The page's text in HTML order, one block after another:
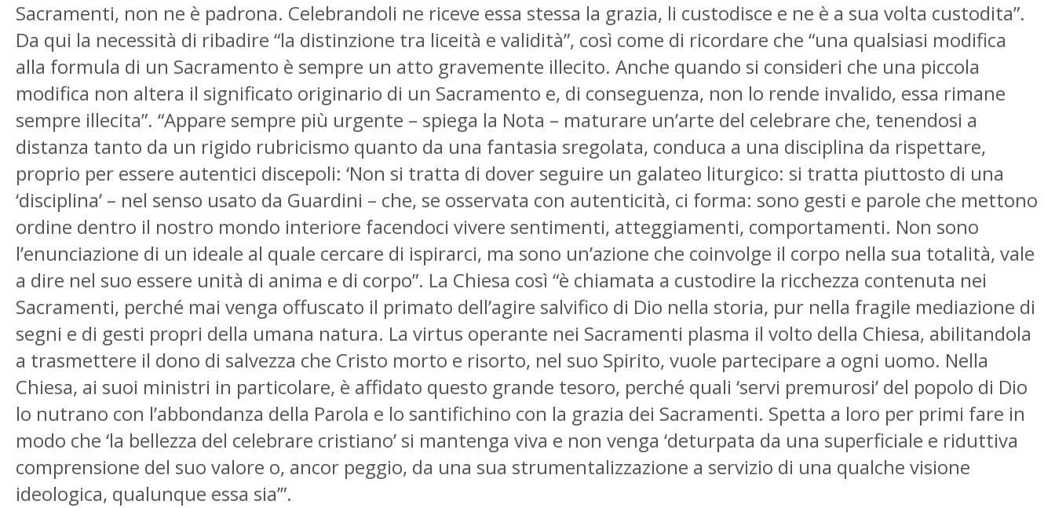
Sacramenti, non ne è padrona. Celebrandoli ne riceve essa stessa la grazia, li custodisce e ne è a sua volta custodita”.
Da qui la necessità di ribadire “la distinzione tra liceità e validità”, così come di ricordare che “una qualsiasi modifica
alla formula di un Sacramento è sempre un atto gravemente illecito. Anche quando si consideri che una piccola
modifica non altera il significato originario di un Sacramento e, di conseguenza, non lo rende invalido, essa rimane
sempre illecita”. “Appare sempre più urgente – spiega la Nota – maturare un’arte del celebrare che, tenendosi a
distanza tanto da un rigido rubricismo quanto da una fantasia sregolata, conduca a una disciplina da rispettare,
proprio per essere autentici discepoli: ‘Non si tratta di dover seguire un galateo liturgico: si tratta piuttosto di una
‘disciplina’ – nel senso usato da Guardini – che, se osservata con autenticità, ci forma: sono gesti e parole che mettono
ordine dentro il nostro mondo interiore facendoci vivere sentimenti, atteggiamenti, comportamenti. Non sono
l’enunciazione di un ideale al quale cercare di ispirarci, ma sono un’azione che coinvolge il corpo nella sua totalità, vale
a dire nel suo essere unità di anima e di corpo”. La Chiesa così “è chiamata a custodire la ricchezza contenuta nei
Sacramenti, perché mai venga offuscato il primato dell’agire salvifico di Dio nella storia, pur nella fragile mediazione di
segni e di gesti propri della umana natura. La virtus operante nei Sacramenti plasma il volto della Chiesa, abilitandola
a trasmettere il dono di salvezza che Cristo morto e risorto, nel suo Spirito, vuole partecipare a ogni uomo. Nella
Chiesa, ai suoi ministri in particolare, è affidato questo grande tesoro, perché quali ‘servi premurosi’ del popolo di Dio
lo nutrano con l’abbondanza della Parola e lo santifichino con la grazia dei Sacramenti. Spetta a loro per primi fare in
modo che ‘la bellezza del celebrare cristiano’ si mantenga viva e non venga ‘deturpata da una superficiale e riduttiva
comprensione del suo valore o, ancor peggio, da una sua strumentalizzazione a servizio di una qualche visione
ideologica, qualunque essa sia’”.